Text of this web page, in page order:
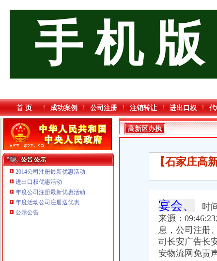
手 机 版
首 页 成功案例 公司注册 注销转让 进出口权
2014公司注册最新优惠活动
进出口权优惠活动
年度公司注册最新优惠活动
年度活动公司注册送优惠
公示公告
重庆国洪体育设施有限公司
高新区办执
照
【石家庄高
宴会、
时
来源：
息，公司注册
司长安广告长
安物流网免责